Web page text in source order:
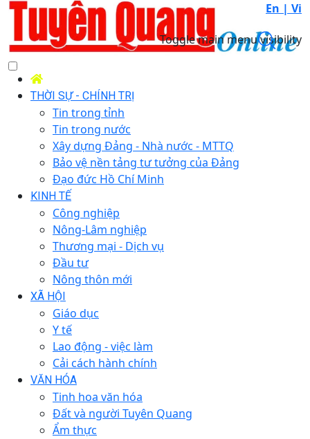
En | Vi
Toggle main menu visibility
THỜI SỰ - CHÍNH TRỊ
Tin trong tỉnh
Tin trong nước
Xây dựng Đảng - Nhà nước - MTTQ
Bảo vệ nền tảng tư tưởng của Đảng
Đạo đức Hồ Chí Minh
KINH TẾ
Công nghiệp
Nông-Lâm nghiệp
Thương mại - Dịch vụ
Đầu tư
Nông thôn mới
XÃ HỘI
Giáo dục
Y tế
Lao động - việc làm
Cải cách hành chính
VĂN HÓA
Tinh hoa văn hóa
Đất và người Tuyên Quang
Ẩm thực